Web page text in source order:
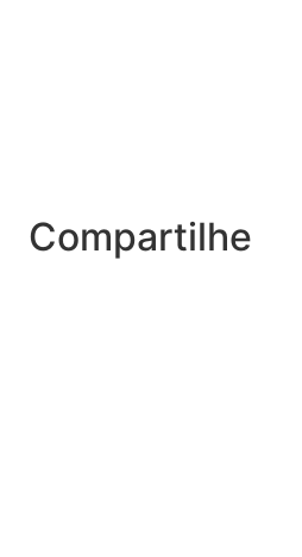
Compartilhe